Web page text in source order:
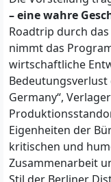
– eine wahre
Roadtrip durch
nimmt das
wirtschaftliche
Bedeutungsverlust
Germany“,
Eigenheiten der
kritischen und
Zusammenarbeit